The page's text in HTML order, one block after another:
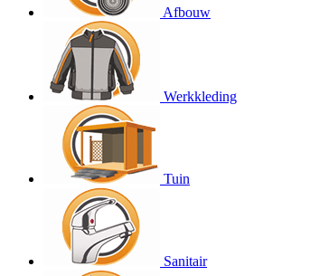
Afbouw
Werkkleding
Tuin
Sanitair